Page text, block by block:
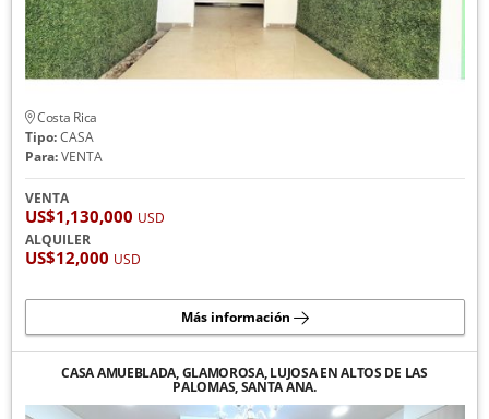
Costa Rica
Tipo:CASA
Para:VENTA
VENTA
US$1,130,000 USD
ALQUILER
US$12,000 USD
Más información
CASA AMUEBLADA, GLAMOROSA, LUJOSA EN ALTOS DE LAS
PALOMAS, SANTA ANA.